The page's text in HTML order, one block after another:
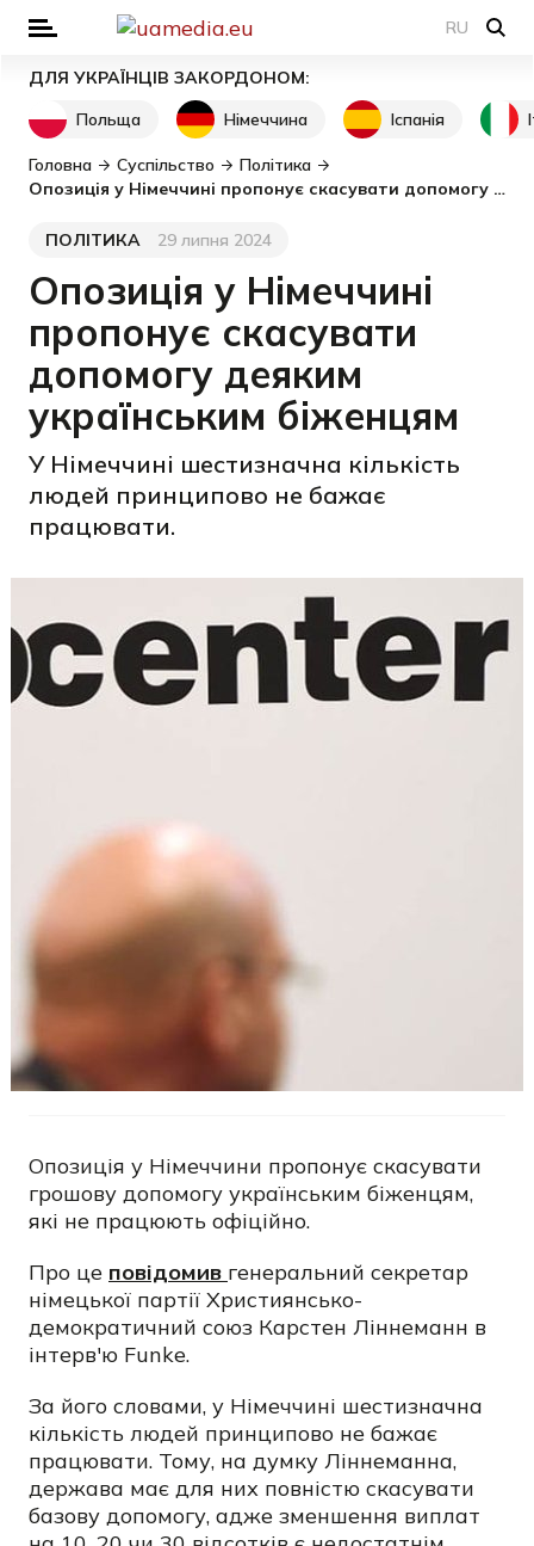
RU
ДЛЯ УКРАЇНЦІВ ЗАКОРДОНОМ:
Польща
Німеччина Іспанія
Головна Суспільство
Політика
Опозиція у Німеччині пропонує скасувати допомогу деяким українським біженцям
Категорія
ПОЛІТИКА
Дата публікації29 липня 2024
Опозиція у Німеччині
пропонує скасувати
допомогу деяким
українським біженцям
У Німеччині шестизначна кількість
людей принципово не бажає
працювати.
Опозиція у Німеччини пропонує скасувати
грошову допомогу українським біженцям,
які не працюють офіційно.
Про це повідомив генеральний секретар
німецької партії Християнсько-
демократичний союз Карстен Ліннеманн в
інтерв'ю Funke.
За його словами, у Німеччині шестизначна
кількість людей принципово не бажає
працювати. Тому, на думку Ліннеманна,
держава має для них повністю скасувати
базову допомогу, адже зменшення виплат